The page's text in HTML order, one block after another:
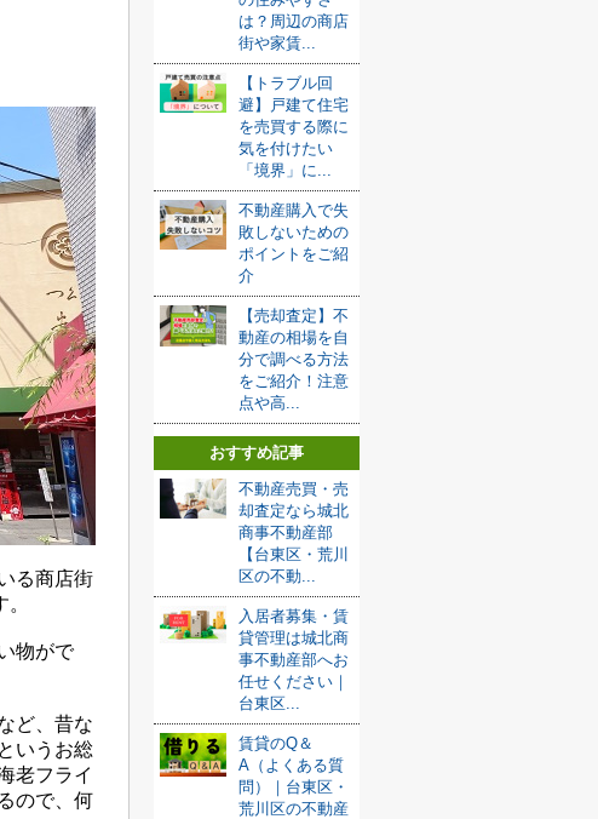
る商店街
物がで
ど、昔な
いうお総
老フライ
ので、何
は？周辺の商店
街や家賃...
【トラブル回
避】戸建て住宅
を売買する際に
気を付けたい
「境界」に...
不動産購入で失
敗しないための
ポイントをご紹
介
【売却査定】不
動産の相場を自
分で調べる方法
をご紹介！注意
点や高...
おすすめ記事
不動産売買・売
却査定なら城北
商事不動産部
【台東区・荒川
区の不動...
入居者募集・賃
貸管理は城北商
事不動産部へお
任せください｜
台東区...
賃貸のQ＆
A（よくある質
問）｜台東区・
荒川区の不動産